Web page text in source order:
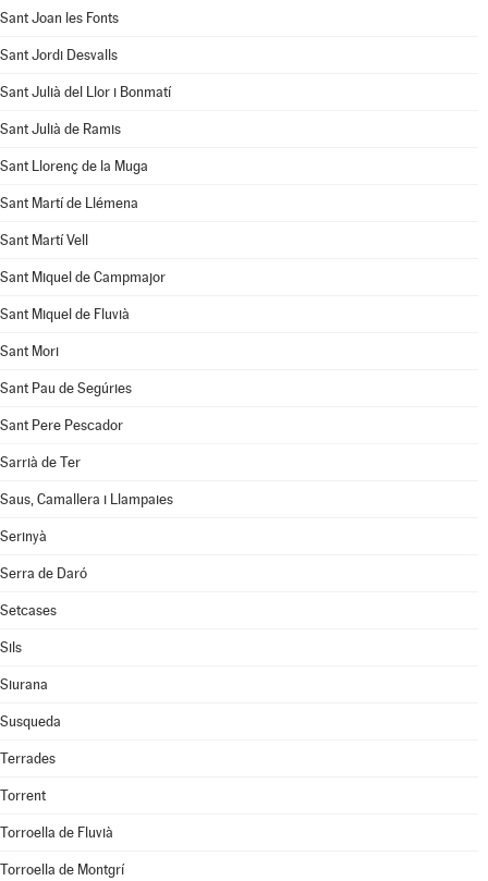
Sant Joan les Fonts
Sant Jordi Desvalls
Sant Julià del Llor i Bonmatí
Sant Julià de Ramis
Sant Llorenç de la Muga
Sant Martí de Llémena
Sant Martí Vell
Sant Miquel de Campmajor
Sant Miquel de Fluvià
Sant Mori
Sant Pau de Segúries
Sant Pere Pescador
Sarrià de Ter
Saus, Camallera i Llampaies
Serinyà
Serra de Daró
Setcases
Sils
Siurana
Susqueda
Terrades
Torrent
Torroella de Fluvià
Torroella de Montgrí